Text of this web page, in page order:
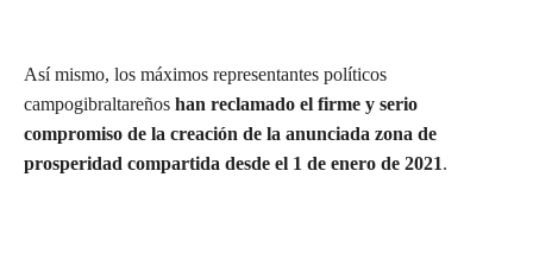
Así mismo, los máximos representantes políticos
campogibraltareños han reclamado el firme y serio
compromiso de la creación de la anunciada zona de
prosperidad compartida desde el 1 de enero de 2021.